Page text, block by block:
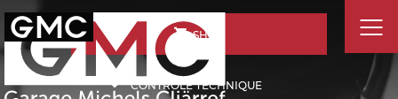
SHOP
CONTRÔLE TECHNIQUE